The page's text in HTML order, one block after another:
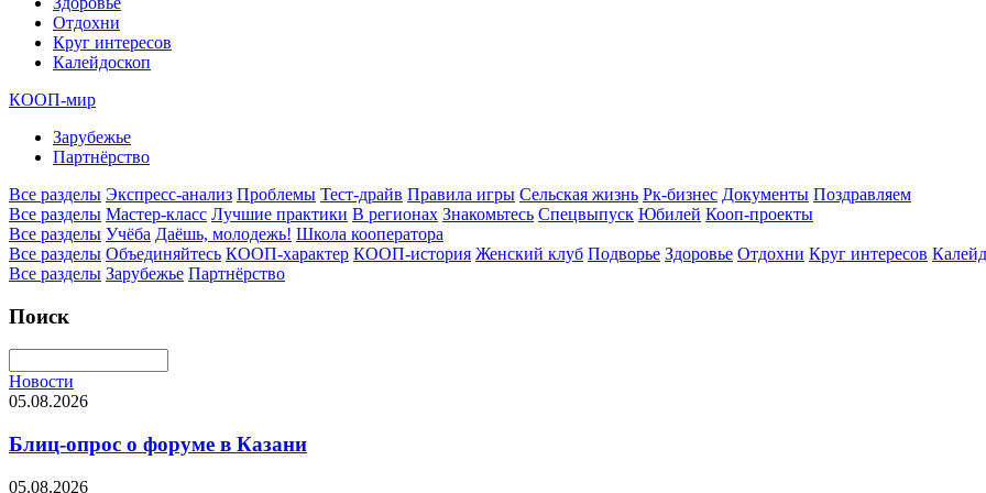
Отдохни
Круг интересов
Калейдоскоп
КООП-мир
Зарубежье
Партнёрство
Все разделы Экспресс-анализ Проблемы Тест-драйв Правила игры Сельская жизнь Рк-бизнес Документы Поздравляем
Все разделы Мастер-класс Лучшие практики В регионах Знакомьтесь Спецвыпуск Юбилей Кооп-проекты
Все разделы Учёба Даёшь, молодежь! Школа кооператора
Все разделы Объединяйтесь КООП-характер КООП-история Женский клуб Подворье Здоровье Отдохни Круг интересов
Все разделы Зарубежье Партнёрство
Поиск
Новости
05.08.2026
Блиц-опрос о форуме в Казани
05.08.2026